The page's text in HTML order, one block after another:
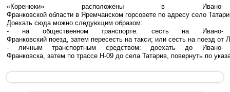
«Коренюки»расположены в Ивано-
Франковской области в Яремчанском горсовете по адресу село
Доехать сюда можно следующим образом:
- на общественном транспорте: сесть на Ивано-
Франковский поезд ,затем пересесть на такси;или сесть на поезд от
- личным транспортным средством: доехать до Ивано-
Франковска ,затем по трассе Н-09 до села Татарив ,повернуть по